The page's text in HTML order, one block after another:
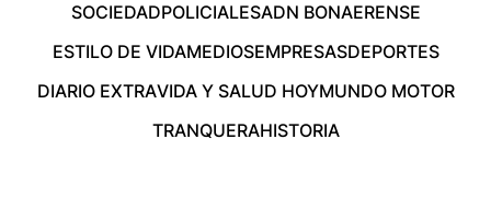
SOCIEDADPOLICIALESADN BONAERENSE
ESTILO DE VIDAMEDIOSEMPRESASDEPORTES
DIARIO EXTRAVIDA Y SALUD HOYMUNDO MOTOR
TRANQUERAHISTORIA